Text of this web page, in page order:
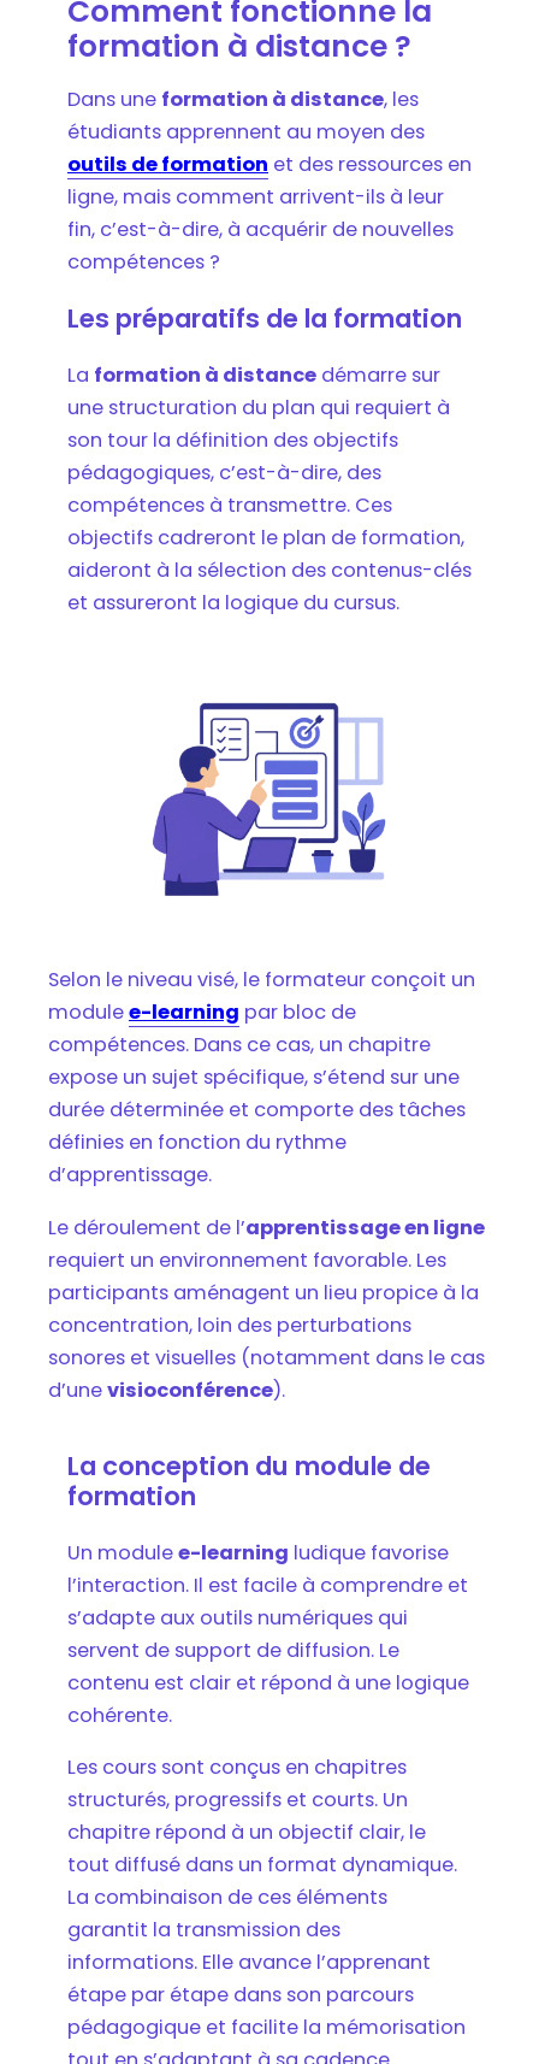
Comment fonctionne la
formation à distance ?
Dans une formation à distance, les
étudiants apprennent au moyen des
outils de formation et des ressources en
ligne, mais comment arrivent-ils à leur
fin, c’est-à-dire, à acquérir de nouvelles
compétences ?
Les préparatifs de la formation
La formation à distance démarre sur
une structuration du plan qui requiert à
son tour la définition des objectifs
pédagogiques, c’est-à-dire, des
compétences à transmettre. Ces
objectifs cadreront le plan de formation,
aideront à la sélection des contenus-clés
et assureront la logique du cursus.
Selon le niveau visé, le formateur conçoit un
modulee-learning par bloc de
compétences. Dans ce cas, un chapitre
expose un sujet spécifique, s’étend sur une
durée déterminée et comporte des tâches
définies en fonction du rythme
d’apprentissage.
Le déroulement de l’apprentissage en ligne
requiert un environnement favorable. Les
participants aménagent un lieu propice à la
concentration, loin des perturbations
sonores et visuelles (notamment dans le cas
d’unevisioconférence).
La conception du module de
formation
Un modulee-learning ludique favorise
l’interaction. Il est facile à comprendre et
s’adapte aux outils numériques qui
servent de support de diffusion. Le
contenu est clair et répond à une logique
cohérente.
Les cours sont conçus en chapitres
structurés, progressifs et courts. Un
chapitre répond à un objectif clair, le
tout diffusé dans un format dynamique.
La combinaison de ces éléments
garantit la transmission des
informations. Elle avance l’apprenant
étape par étape dans son parcours
pédagogique et facilite la mémorisation